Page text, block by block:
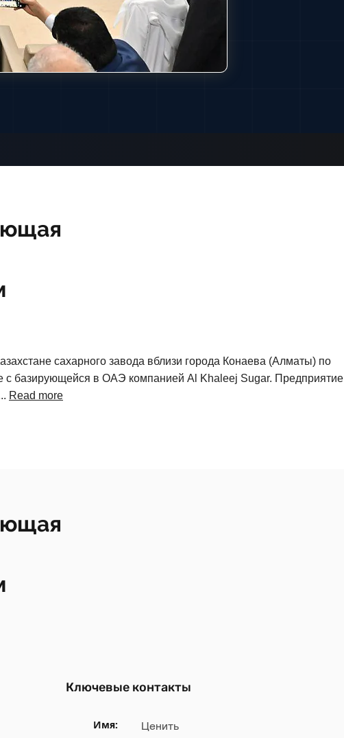
сахарного завода вблизи города Конаева (Алматы) по
с базирующейся в ОАЭ компанией Al Khaleej Sugar. Предприятие
Read more
Ключевые контакты
Имя:
Ценить